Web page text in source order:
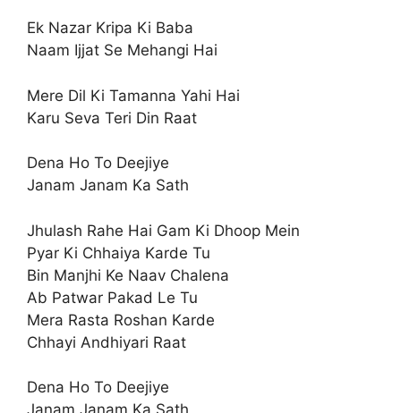
Ek Nazar Kripa Ki Baba
Naam Ijjat Se Mehangi Hai
Mere Dil Ki Tamanna Yahi Hai
Karu Seva Teri Din Raat
Dena Ho To Deejiye
Janam Janam Ka Sath
Jhulash Rahe Hai Gam Ki Dhoop Mein
Pyar Ki Chhaiya Karde Tu
Bin Manjhi Ke Naav Chalena
Ab Patwar Pakad Le Tu
Mera Rasta Roshan Karde
Chhayi Andhiyari Raat
Dena Ho To Deejiye
Janam Janam Ka Sath